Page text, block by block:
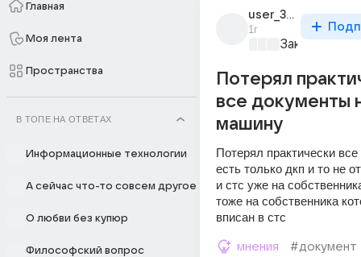
Главная
Моя лента
Пространства
В ТОПЕ НА ОТВЕТАХ
Информационные технологии
А сейчас что-то совсем другое
О любви без купюр
Философский вопрос
user_309988151
1г
Закон и
Потерял
все документы
машину
Потерял практически
есть только дкп и то не
и стс уже на
тоже на собственника
вписан в стс
мнения
#документ